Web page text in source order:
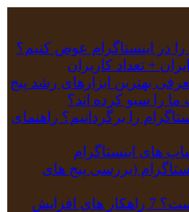
در اینستاگرام عوض کنیم؟
+ تعداد کاربران
بهترین ابزارهای رشد پیج
را سیو کرده اند؟
را برگردانیم؟ راهنمای
های اینستاگرام
(بررسی پیج های
ریچ و ایمپرشن اینستاگرام چیست؟ 7 راهکار های افزایش